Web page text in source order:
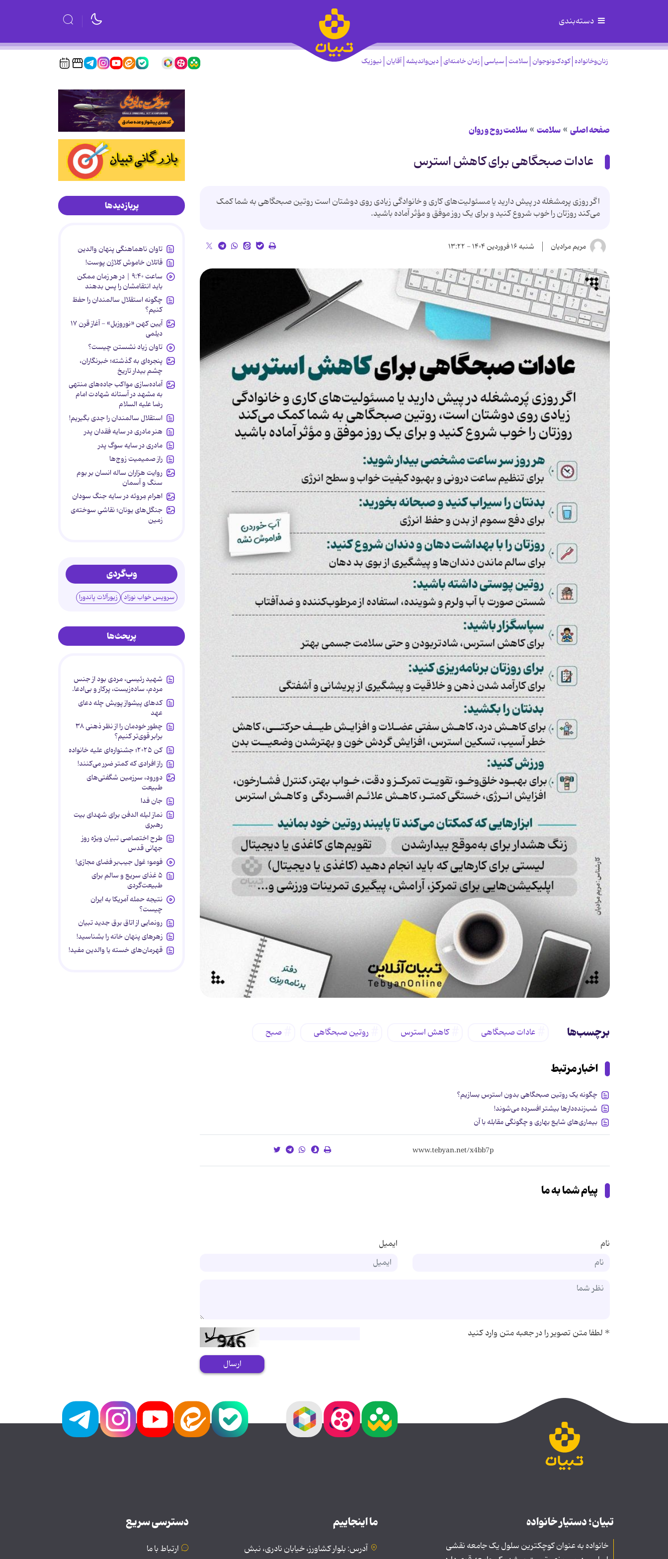
دسته‌بندی
زنان‌وخانواده کودک‌ونوجوان سلامت سیاسی زمان خامنه‌ای دین‌واندیشه آقایان نیوزیک
صفحه اصلی سلامت سلامت روح و روان
عادات صبحگاهی برای کاهش استرس
اگر روزی پرمشغله در پیش دارید یا مسئولیت‌های کاری و خانوادگی زیادی روی دوشتان است روتین صبحگاهی به شما کمک
می‌کند روزتان را خوب شروع کنید و برای یک روز موفق و مؤثر آماده باشید.
مریم مرادیان شنبه ۱۶ فروردین ۱۴۰۴ - ۱۳:۲۲
برچسب‌ها عادات صبحگاهی کاهش استرس روتین صبحگاهی صبح
اخبار مرتبط
چگونه یک روتین صبحگاهی بدون استرس بسازیم؟
شب‌زنده‌دارها بیشتر افسرده می‌شوند!
بیماری‌های شایع بهاری و چگونگی مقابله با آن
پیام شما به ما
نام ایمیل
*لطفا متن تصویر را در جعبه متن وارد کنید
ارسال
پربازدیدها
تاوان ناهماهنگی پنهان والدین
قاتلان خاموش کلاژن پوست!
ساعت ۹:۴۰ | در هر زمان ممکن
باید انتقامشان را پس بدهند
چگونه استقلال سالمندان را حفظ
کنیم؟
آیین کهن «نوروزبل» - آغاز قرن ۱۷
دیلمی
تاوان زیاد نشستن چیست؟
پنجره‌ای به گذشته؛ خبرنگاران،
چشم بیدار تاریخ
آماده‌سازی مواکب جاده‌های منتهی
به مشهد در آستانه شهادت امام
رضا علیه السلام
استقلال سالمندان را جدی بگیریم!
هنر مادری در سایه‌ فقدان پدر
مادری در سایه سوگ پدر
راز صمیمیت زوج‌ها
روایت هزاران ساله انسان بر بوم
سنگ و آسمان
اهرام مِروئه در سایه جنگ سودان
جنگل‌های یونان؛ نقاشیِ سوخته‌ی
زمین
وب‌گردی
سرویس خواب نوزاد زیورآلات پاندورا
پربحث‌ها
شهید رئیسی، مردی بود از جنس
مردم، ساده‌زیست، پرکار و بی‌ادعا.
کدهای پیشواز پویش چله دعای
عهد
چطور خودمان را از نظر ذهنی ۳۸
برابر قوی‌تر کنیم؟
کن ۲۰۲۵؛ جشنواره‌ای علیه خانواده
راز افرادی که کمتر ضرر می‌کنند!
دورود، سرزمین شگفتی‌های
طبیعت
جان فدا
نماز لیله الدفن برای شهدای بیت
رهبری
طرح اختصاصی تبیان ویژه روز
جهانی قدس
فومو؛ غول جیب‌بر فضای مجازی!
۵ غذای سریع و سالم برای
طبیعت‌گردی
نتیجه حمله آمریکا به ایران
چیست؟
رونمایی از اتاق برق جدید تبیان
زهرهای پنهان خانه را بشناسید!
قهرمان‌های خسته یا والدین مفید!
تبیان؛ دستیار خانواده
خانواده به عنوان کوچکترین سلول یک جامعه نقشی
ما اینجاییم
آدرس: بلوار کشاورز، خیابان نادری، نبش
دسترسی سریع
ارتباط با ما